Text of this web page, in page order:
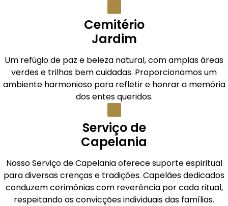
Cemitério
Jardim
Um refúgio de paz e beleza natural, com amplas áreas
verdes e trilhas bem cuidadas. Proporcionamos um
ambiente harmonioso para refletir e honrar a memória
dos entes queridos.
Serviço de
Capelania
Nosso Serviço de Capelania oferece suporte espiritual
para diversas crenças e tradições. Capelães dedicados
conduzem cerimônias com reverência por cada ritual,
respeitando as convicções individuais das famílias.